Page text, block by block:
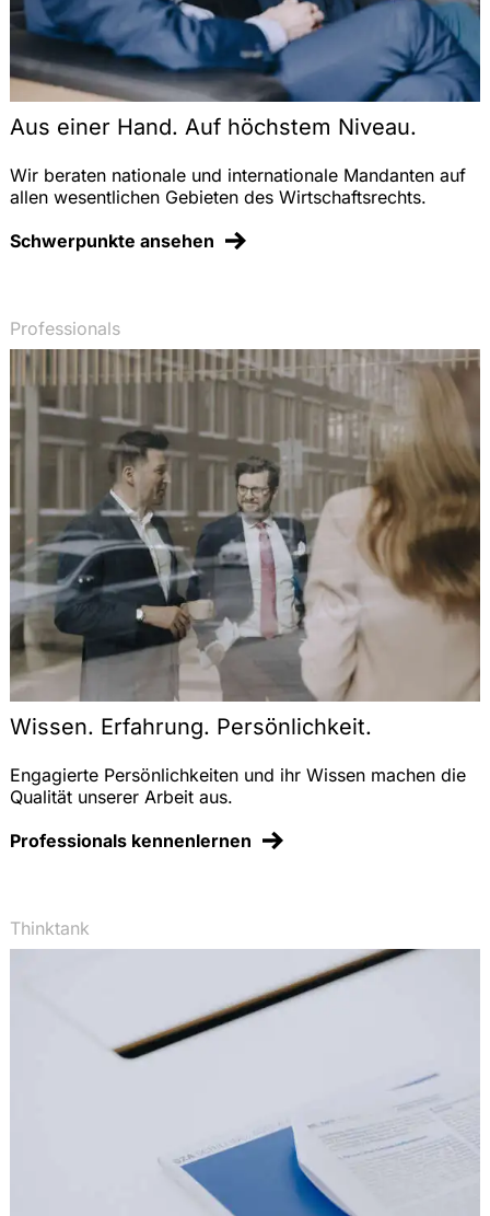
Aus einer Hand. Auf höchstem Niveau.
Wir beraten nationale und internationale Mandanten auf
allen wesentlichen Gebieten des Wirtschaftsrechts.
Schwerpunkte ansehen
Professionals
Wissen. Erfahrung. Persönlichkeit.
Engagierte Persönlichkeiten und ihr Wissen machen die
Qualität unserer Arbeit aus.
Professionals kennenlernen
Thinktank